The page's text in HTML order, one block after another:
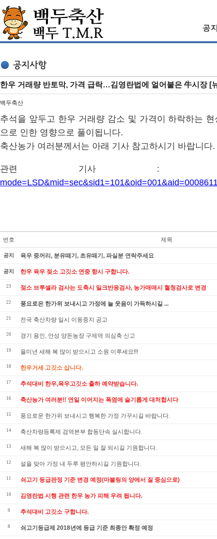
한우 거래량 반토막, 가격 급락…김영란법에 얼어붙은 牛시장 [
백두축산
추석을 앞두고 한우 거래량 감소 및 가격이 하락하는
으로 인한 영향으로 풀이됩니다.
축산농가 여러분께서는 아래 기사 참고하시기 바랍니다.
관련 기사
번호 제목
공지 육우 중꺼리, 분유떼기, 초유떼기, 파실분 연락주세요
공지 한우 육우 젖소 고깃소 연중 항시 구합니다.
23 젖소 브루셀라 검사는 도축시 밀크반응검사, 농가매매시 혈청검사로 변경
22 풍요로은 한가위 보내시고 가정에 늘 웃음이 가득하시길 ...
21 전국 축산차량 일시 이동중지 공고
20 경기 용인, 안성 양돈농장 구제역 의심축 신고
19 을미년 새해 복 많이 받으시고 소원 이루세요!!!
18 한우거세 고깃소 삽니다.
17 추석대비 한우,육우고깃소 출하 예약받습니다.
16 축산농가 여러분!! 연일 이어지는 폭염에 슬기롭게 대처합시다
15 풍요로운 한가위 보내시고 행복한 가정 가꾸시길 바랍니다.
14 축산차량등록제 검역본부 합동단속 실시합니다.
13 새해 복 많이 받으시고, 모든 일 잘 되시길 기원합니다.
12 설을 맞아 가정 내 두루 평안하시길 기원합니다.
11 쇠고기 등급판정 기준 변경 예정(마블링의 양에서 질 중심으로)
10 김영란법 시행 관련 한우 농가 피해 우려 됩니다.
9 추석대비 고깃소 구합니다.
8 쇠고기등급제 2018년에 등급 기준 최종안 확정 예정